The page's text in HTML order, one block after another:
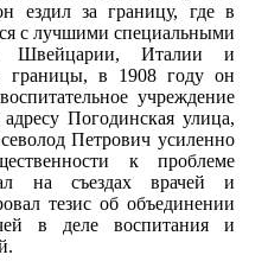
ездил за границу, где в
с лучшими специальными
Швейцарии, Италии и
границы, в 1908 году он
учреждение
Погодинская улица,
Петрович усиленно
к проблеме
на съездах врачей и
тезис об объединении
в деле воспитания и